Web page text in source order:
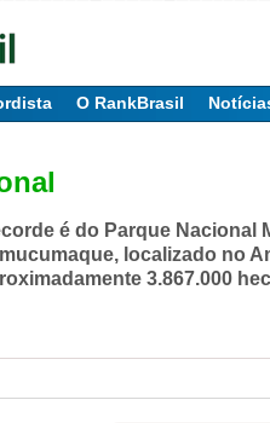
O RankBrasil
é do Parque Nacional
localizado no
3.867.000